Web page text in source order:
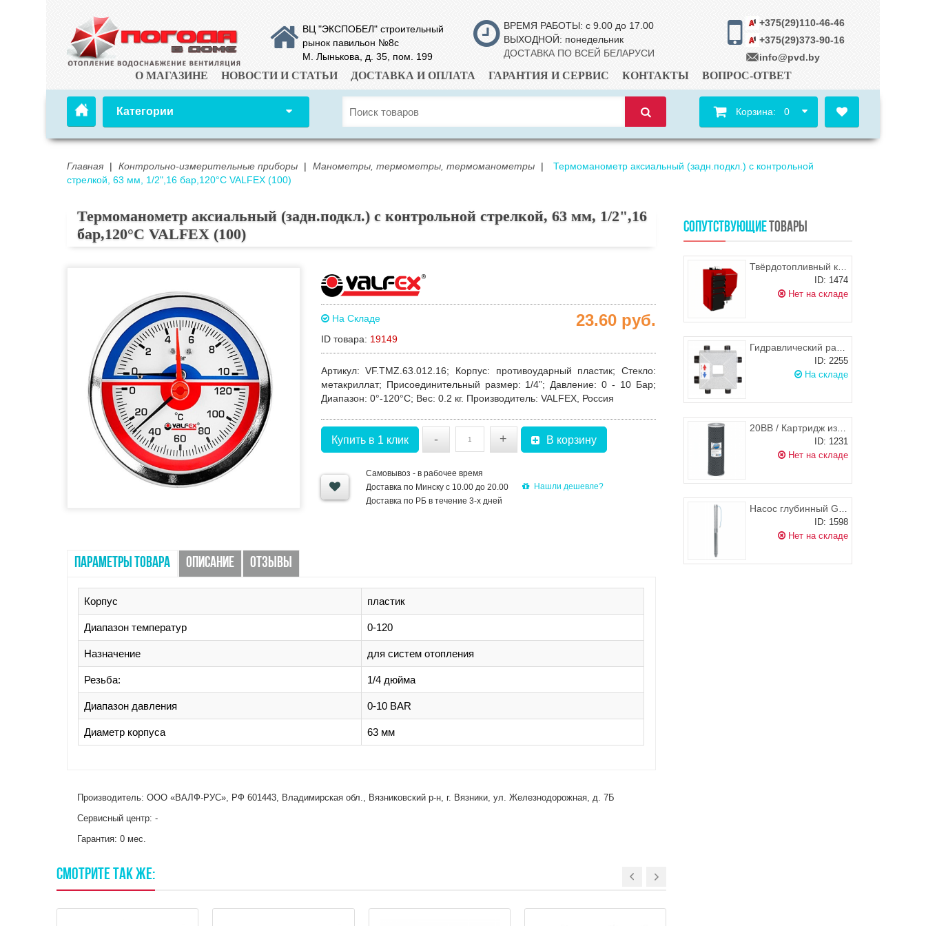
ВЦ "ЭКСПОБЕЛ" строительный
рынок павильон №8с
М. Лынькова, д. 35, пом. 199
ВРЕМЯ РАБОТЫ: с 9.00 до 17.00
ВЫХОДНОЙ: понедельник
ДОСТАВКА ПО ВСЕЙ БЕЛАРУСИ
+375(29)110-46-46
+375(29)373-90-16
info@pvd.by
О МАГАЗИНЕ НОВОСТИ И СТАТЬИ ДОСТАВКА И ОПЛАТА ГАРАНТИЯ И СЕРВИС КОНТАКТЫ ВОПРОС-ОТВЕТ
Категории Корзина: 0
Главная | Контрольно-измерительные приборы | Манометры, термометры, термоманометры |
Термоманометр аксиальный (задн.подкл.) с контрольной
стрелкой, 63 мм, 1/2",16 бар,120°С VALFEX (100)
Термоманометр аксиальный (задн.подкл.) с контрольной стрелкой, 63 мм, 1/2",16
бар,120°С VALFEX (100)
На Складе
ID товара: 19149
23.60 руб.
Артикул: VF.TMZ.63.012.16; Корпус: противоударный пластик; Стекло:
метакриллат; Присоединительный размер: 1/4”; Давление: 0 - 10 Бар;
Диапазон: 0°-120°C; Вес: 0.2 кг. Производитель: VALFEX, Россия
Купить в 1 клик - + В корзину
Самовывоз - в рабочее время
Доставка по Минску с 10.00 до 20.00
Доставка по РБ в течение 3-х дней
Нашли дешевле?
ПАРАМЕТРЫ ТОВАРА ОПИСАНИЕ ОТЗЫВЫ
Корпус пластик
Диапазон температур 0-120
Назначение для систем отопления
Резьба: 1/4 дюйма
Диапазон давления 0-10 BAR
Диаметр корпуса 63 мм
Производитель: ООО «ВАЛФ-РУС», РФ 601443, Владимирская обл., Вязниковский р-н, г. Вязники, ул. Железнодорожная, д. 7Б
Сервисный центр: -
Гарантия: 0 мес.
СМОТРИТЕ ТАКЖЕ:
СОПУТСТВУЮЩИЕТОВАРЫ
Твёрдотопливный котёл ELEKTROMET EKO-KWP MDP 25
ID: 1474
Нет на складе
Гидравлический разделитель Север- Компакт
ID: 2255
На складе
20BB / Картридж из спеченного активированного угля Big Blue 20" FCCBL20BB, Aquafilter
ID: 1231
Нет на складе
Насос глубинный Grundfos SP 1A-50 1x230В
ID: 1598
Нет на складе